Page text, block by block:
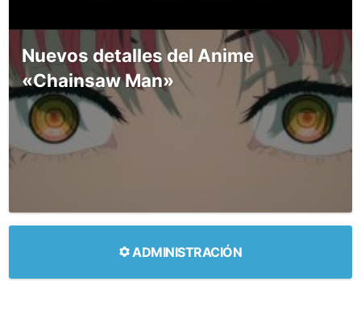
Nuevos detalles del Anime
«Chainsaw Man»
ADMINISTRACIÓN